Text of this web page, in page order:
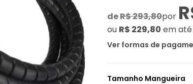
deR$ 293,80por
ou R$ 229,80 em até
Ver formas de
Tamanho Mangueira